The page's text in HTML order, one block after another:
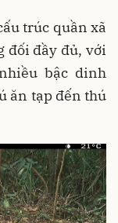
trúc quần xã
đối đầy đủ, với
bậc dinh
ăn tạp đến thú